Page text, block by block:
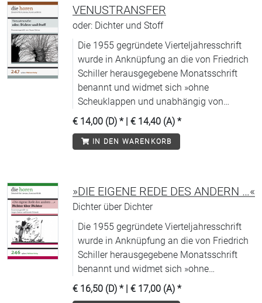
VENUSTRANSFER
oder: Dichter und Stoff
Die 1955 gegründete Vierteljahresschrift
wurde in Anknüpfung an die von Friedrich
Schiller herausgegebene Monatsschrift
benannt und widmet sich »ohne
Scheuklappen und unabhängig von
Moden« (WDR) allen Aspekten
zeitgenössischer Literatur.
€ 14,00 (D) * | € 14,40 (A) *
IN DEN WARENKORB
»DIE EIGENE REDE DES ANDERN …«
Dichter über Dichter
Die 1955 gegründete Vierteljahresschrift
wurde in Anknüpfung an die von Friedrich
Schiller herausgegebene Monatsschrift
benannt und widmet sich »ohne
Scheuklappen und unabhängig von
Moden« (WDR) allen Aspekten
€ 16,50 (D) * | € 17,00 (A) *